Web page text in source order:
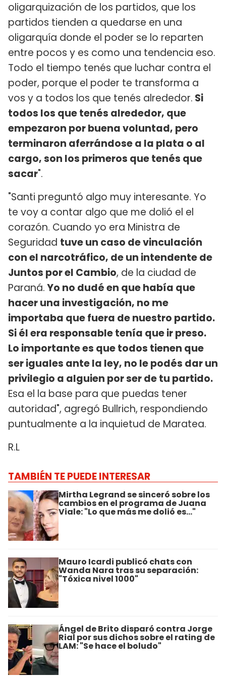
oligarquización de los partidos, que los
partidos tienden a quedarse en una
oligarquía donde el poder se lo reparten
entre pocos y es como una tendencia eso.
Todo el tiempo tenés que luchar contra el
poder, porque el poder te transforma a
vos y a todos los que tenés alrededor. Si
todos los que tenés alrededor, que
empezaron por buena voluntad, pero
terminaron aferrándose a la plata o al
cargo, son los primeros que tenés que
sacar".
"Santi preguntó algo muy interesante. Yo
te voy a contar algo que me dolió el el
corazón. Cuando yo era Ministra de
Seguridad tuve un caso de vinculación
con el narcotráfico, de un intendente de
Juntos por el Cambio, de la ciudad de
Paraná.Yo no dudé en que había que
hacer una investigación, no me
importaba que fuera de nuestro partido.
Si él era responsable tenía que ir preso.
Lo importante es que todos tienen que
ser iguales ante la ley, no le podés dar un
privilegio a alguien por ser de tu partido.
Esa el la base para que puedas tener
autoridad", agregó Bullrich, respondiendo
puntualmente a la inquietud de Maratea.
R.L
TAMBIÉN TE PUEDE INTERESAR
Mirtha Legrand se sinceró sobre los
cambios en el programa de Juana
Viale: "Lo que más me dolió es..."
Mauro Icardi publicó chats con
Wanda Nara tras su separación:
"Tóxica nivel 1000"
Ángel de Brito disparó contra Jorge
Rial por sus dichos sobre el rating de
LAM: "Se hace el boludo"